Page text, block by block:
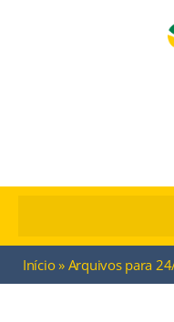
Início» Arquivos para